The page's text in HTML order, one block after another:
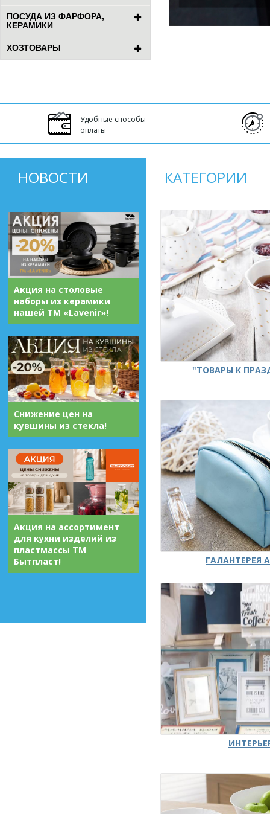
ПОСУДА ИЗ ФАРФОРА,
КЕРАМИКИ
ХОЗТОВАРЫ
Удобные способы
оплаты
НОВОСТИ
Акция на столовые
наборы из керамики
нашей ТМ «Lavenir»!
Снижение цен на
кувшины из стекла!
Акция на ассортимент
для кухни изделий из
пластмассы ТМ
Бытпласт!
КАТЕГОРИИ
"ТОВАРЫ К
ГАЛАНТЕРЕЯ